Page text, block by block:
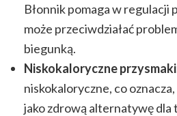
Błonnik pomaga w
może przeciwdziałać
biegunką.
Niskokaloryczne
niskokaloryczne, co
jako zdrową alternatywę dla